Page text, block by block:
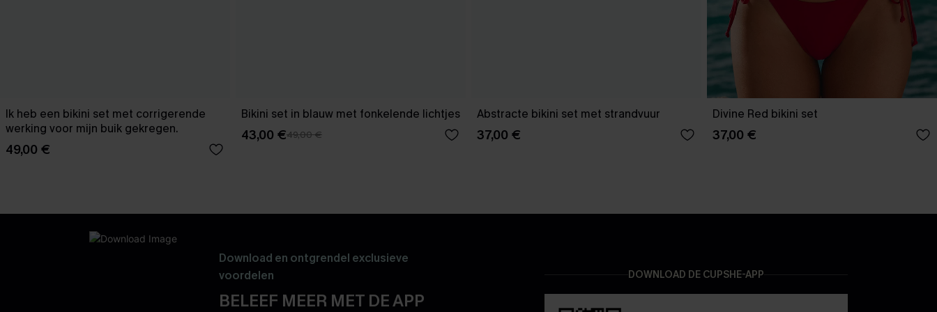
Ik heb een bikini set met corrigerende
werking voor mijn buik gekregen.
49,00 €
Bikini set in blauw met fonkelende lichtjes
43,00 €49,00 €
Abstracte bikini set met strandvuur
37,00 €
Divine Red bikini set
37,00 €
Download en ontgrendel exclusieve
voordelen
BELEEF MEER MET DE APP
DOWNLOAD DE CUPSHE-APP